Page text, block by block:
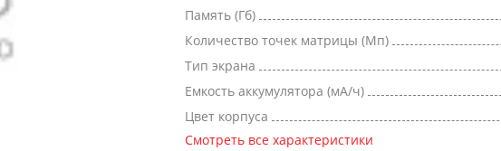
Память (Гб)
Количество точек матрицы (Мп)
Тип экрана
Емкость аккумулятора (мА/ч)
Цвет корпуса
Смотреть все характеристики